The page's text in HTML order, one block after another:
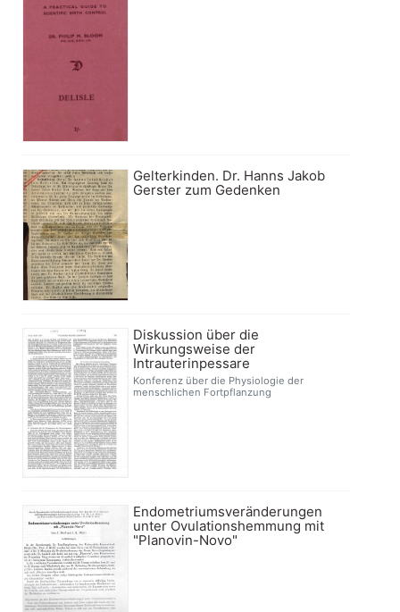
Gelterkinden. Dr. Hanns Jakob
Gerster zum Gedenken
Diskussion über die
Wirkungsweise der
Intrauterinpessare
Konferenz über die Physiologie der
menschlichen Fortpflanzung
Endometriumsveränderungen
unter Ovulationshemmung mit
"Planovin-Novo"